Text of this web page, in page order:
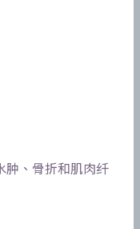
肿、骨折和肌肉纤